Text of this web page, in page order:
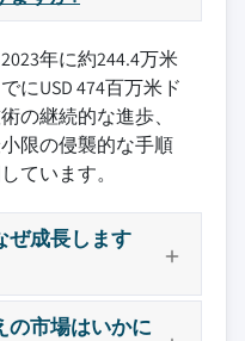
ィカル株式会社
年に約244.4万米
にUSD 474百万米ド
の継続的な進歩、
限の侵襲的な手順
ています。
ぜ成長します
の市場はいかに